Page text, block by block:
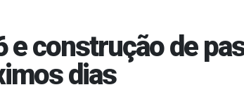
e construção de
dias